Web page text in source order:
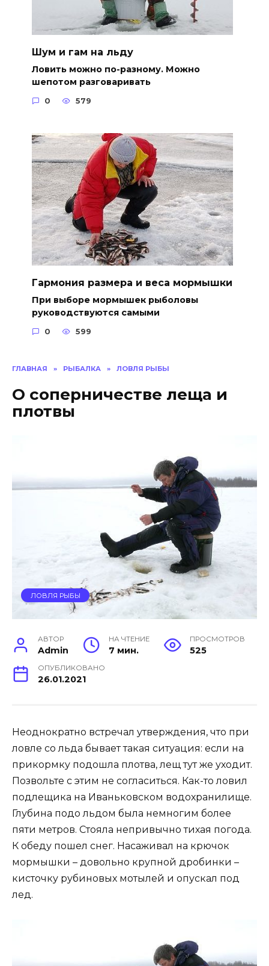
ГЛАВНАЯ » РЫБАЛКА » ЛОВЛЯ РЫБЫ
О соперничестве леща и
плотвы
ЛОВЛЯ РЫБЫ
АВТОР
Admin
НА ЧТЕНИЕ
7 мин.
ПРОСМОТРОВ
525
ОПУБЛИКОВАНО
26.01.2021
Неоднократно встречал утверждения, что при
ловле со льда бывает такая ситуация: если на
прикормку подошла плотва, лещ тут же уходит.
Позвольте с этим не согласиться. Как-то ловил
подлещика на Иваньковском водохранилище.
Глубина подо льдом была немногим более
пяти метров. Стояла непривычно тихая погода.
К обеду пошел снег. Насаживал на крючок
мормышки – довольно крупной дробинки –
кисточку рубиновых мотылей и опускал под
лед.
Шум и гам на льду
Ловить можно по-разному. Можно
шепотом разговаривать
0 579
Гармония размера и веса мормышки
При выборе мормышек рыболовы
руководствуются самыми
0 599